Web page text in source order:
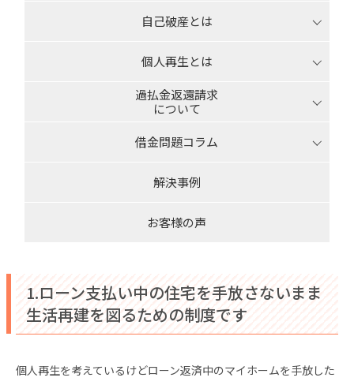
自己破産とは
個人再生とは
過払金返還請求
について
借金問題コラム
解決事例
お客様の声
1.ローン支払い中の住宅を手放さないまま
生活再建を図るための制度です
個人再生を考えているけどローン返済中のマイホームを手放した